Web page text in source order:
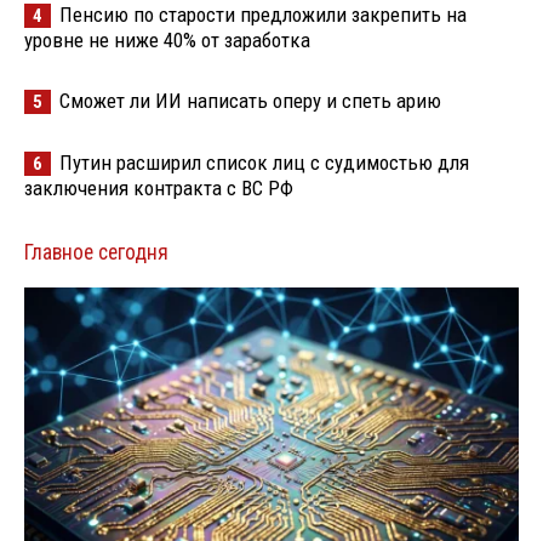
4
Пенсию по старости предложили закрепить на
уровне не ниже 40% от заработка
5 Сможет ли ИИ написать оперу и спеть арию
6
Путин расширил список лиц с судимостью для
заключения контракта с ВС РФ
Главное сегодня